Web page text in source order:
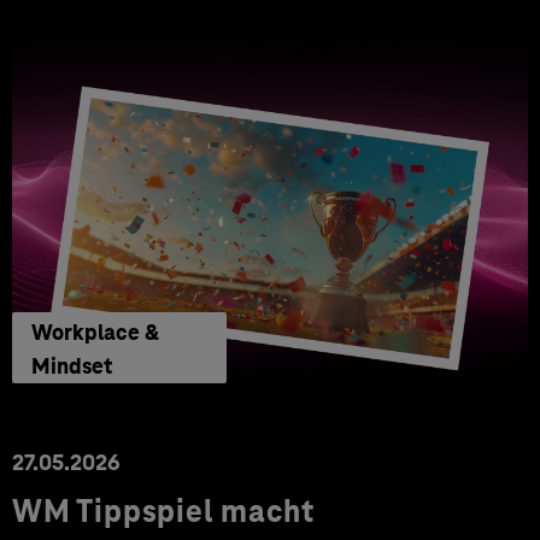
Workplace &
Mindset
27.05.2026
WM Tippspiel macht